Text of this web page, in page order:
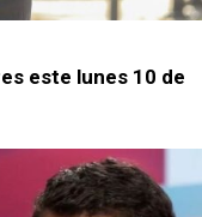
este lunes 10 de